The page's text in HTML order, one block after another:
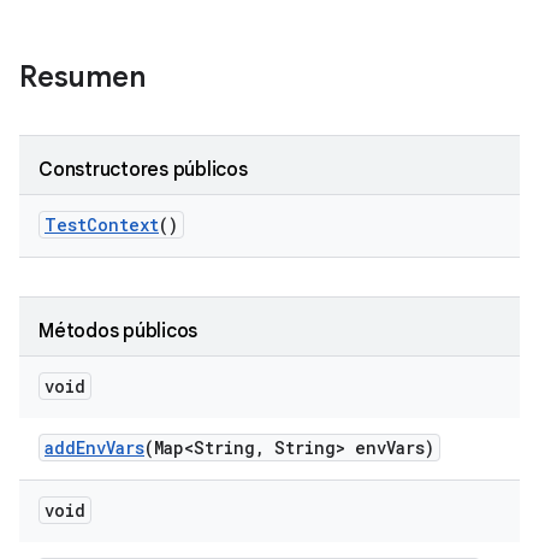
Resumen
Constructores públicos
TestContext()
Métodos públicos
void
addEnvVars(Map<String , String> envVars)
void